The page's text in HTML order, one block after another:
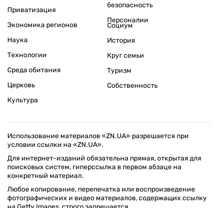
Приватизация
Экономика регионов
безопасность
Персоналии
Наука
Технологии
Среда обитания
Церковь
Культура
Социум
История
Круг семьи
Туризм
Собственность
Использование материалов «ZN.UA» разрешается при
условии ссылки на «ZN.UA».
Для интернет-изданий обязательна прямая, открытая для
поисковых систем, гиперссылка в первом абзаце на
конкретный материал.
Любое копирование, перепечатка или воспроизведение
фотографических и видео материалов, содержащих ссылку